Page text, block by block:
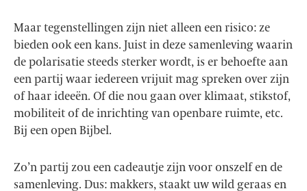
Maar tegenstellingen zijn niet alleen een risico: ze
bieden ook een kans. Juist in deze samenleving waarin
de polarisatie steeds sterker wordt, is er behoefte aan
een partij waar iedereen vrijuit mag spreken over zijn
of haar ideeën. Of die nou gaan over klimaat, stikstof,
mobiliteit of de inrichting van openbare ruimte, etc.
Bij een open Bijbel.
Zo’n partij zou een cadeautje zijn voor onszelf en de
samenleving. Dus: makkers, staakt uw wild geraas en